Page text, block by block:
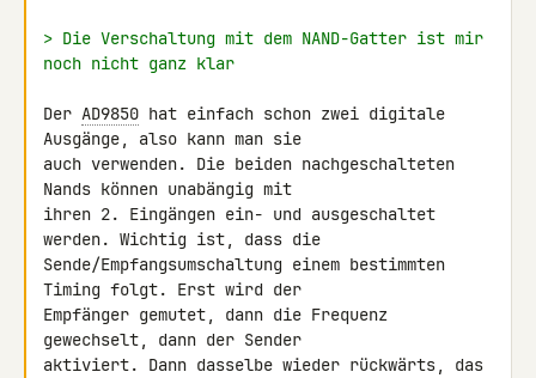
> Die Verschaltung mit dem NAND-Gatter ist mir
noch nicht ganz klar
Der AD9850 hat einfach schon zwei digitale
Ausgänge, also kann man sie
auch verwenden. Die beiden nachgeschalteten
Nands können unabängig mit
ihren 2. Eingängen ein- und ausgeschaltet
werden. Wichtig ist, dass die
Sende/Empfangsumschaltung einem bestimmten
Timing folgt. Erst wird der
Empfänger gemutet, dann die Frequenz
gewechselt, dann der Sender
aktiviert. Dann dasselbe wieder rückwärts, das